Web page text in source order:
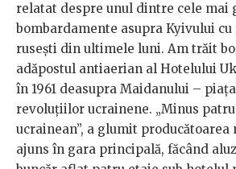
relatat despre unul dintre cele mai
bombardamente asupra Kyivului
rusești din ultimele luni. Am trăit
adăpostul antiaerian al Hotelului
în 1961 deasupra Maidanului –
revoluțiilor ucrainene. „Minus
ucrainean”, a glumit producătoarea
ajuns în gara principală, făcând